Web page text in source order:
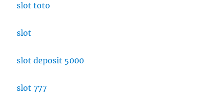
slot toto
slot
slot deposit 5000
slot 777